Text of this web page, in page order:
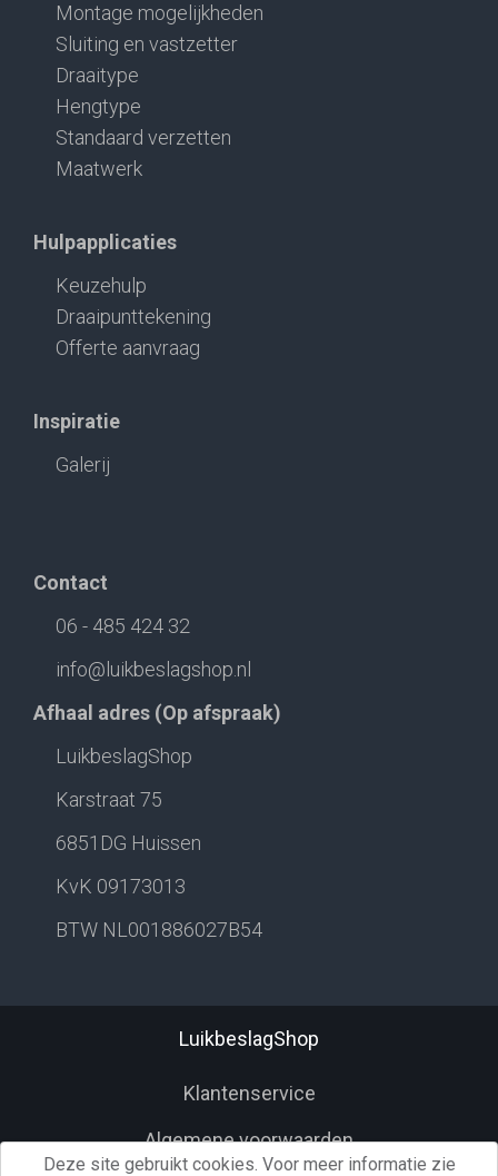
Montage mogelijkheden
Sluiting en vastzetter
Draaitype
Hengtype
Standaard verzetten
Maatwerk
Hulpapplicaties
Keuzehulp
Draaipunttekening
Offerte aanvraag
Inspiratie
Galerij
Contact
06 - 485 424 32
info@luikbeslagshop.nl
Afhaal adres (Op afspraak)
LuikbeslagShop
Karstraat 75
6851DG Huissen
KvK 09173013
BTW NL001886027B54
LuikbeslagShop
Klantenservice
Algemene voorwaarden
Deze site gebruikt cookies. Voor meer informatie zie